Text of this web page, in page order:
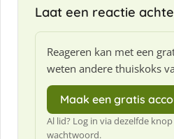
Laat een reactie
Reageren kan met een
weten andere thuiskoks
Maak een gratis
Al lid? Log in via dezelfde
wachtwoord.